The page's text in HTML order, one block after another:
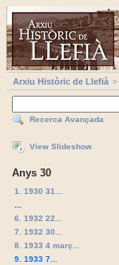
Arxiu Històric de Llefià
Recerca Avançada
View Slideshow
Anys 30
1. 1930 31...
6. 1932 22...
7. 1932 30...
8. 1933 4 març...
9. 1933 7...